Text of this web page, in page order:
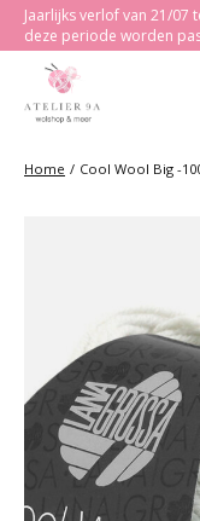
Jaarlijks verlof van 21/07
deze periode worden
Home / Cool Wool Big -